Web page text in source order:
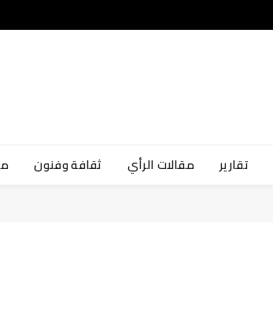
تقارير مقالات الرأي ثقافة وفنون